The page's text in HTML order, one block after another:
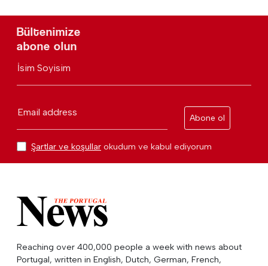
Bültenimize
abone olun
İsim Soyisim
Email address
Abone ol
Şartlar ve koşullar okudum ve kabul ediyorum
Reaching over 400,000 people a week with news about
Portugal, written in English, Dutch, German, French,